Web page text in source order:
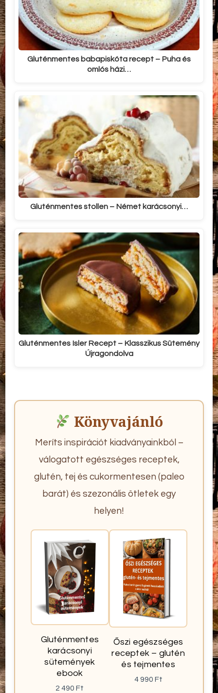
Gluténmentes babapiskóta recept – Puha és
omlós házi…
Gluténmentes stollen – Német karácsonyi…
Gluténmentes Isler Recept – Klasszikus Sütemény
Újragondolva
Könyvajánló
Meríts inspirációt kiadványainkból –
válogatott egészséges receptek,
glutén, tej és cukormentesen (paleo
barát) és szezonális ötletek egy
helyen!
Gluténmentes
karácsonyi
sütemények
ebook
2 490Ft
Őszi egészséges
receptek – glutén
és tejmentes
4 990 Ft